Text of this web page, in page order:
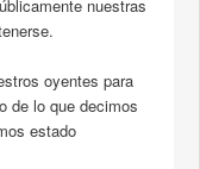
nuestras
oyentes para
de lo que decimos
estado